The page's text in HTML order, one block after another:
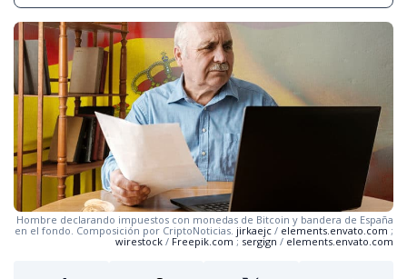
Hombre declarando impuestos con monedas de Bitcoin y bandera de España
en el fondo. Composición por CriptoNoticias. jirkaejc / elements.envato.com ;
wirestock / Freepik.com ; sergign / elements.envato.com